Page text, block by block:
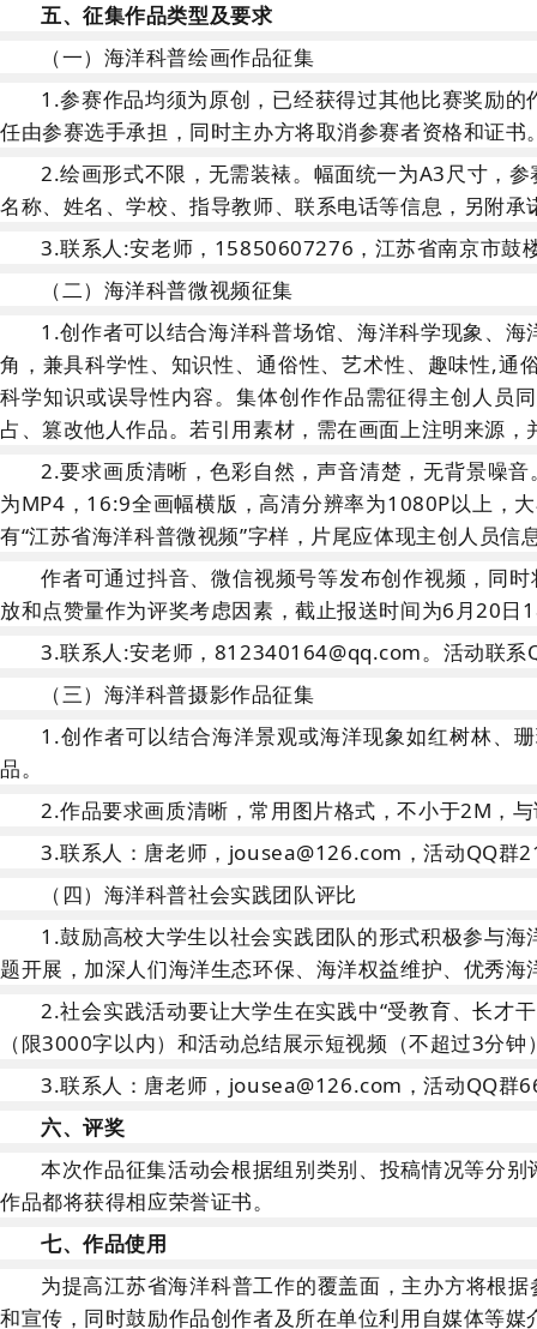
五、征集作品类型及要求
（一） 海洋科普绘画作品征集
1.参赛作品均须为原创，已经获得过其他比赛奖励
任由参赛选手承担，同时主办方将取消参赛者资格和证书
2.绘画形式不限，无需装裱。幅面统一为A3尺寸，参
名称、姓名、学校、指导教师、联系电话等信息，另附
3.联系人 :安老师， 15850607276，江苏省南京市鼓
（二）海洋科普微视频征集
1 .创作者可以结合海洋科普场馆、海洋科学现象、
角，兼具科学性、知识性、通俗性、艺术性、趣味性,通
科学知识或误导性内容。集体创作作品需征得主创人员
占、篡改他人作品。若引用素材，需在画面上注明来源
2.要求画质清晰，色彩自然，声音清楚，无背景噪
为MP4，16:9全画幅横版，高清分辨率为1080P以上，
有“江苏省海洋科普微视频”字样， 片尾应体现主创人员信
作者可通过抖音、微信视频号等发布创作视频，同
放和点赞量作为评奖考虑因素，截止报送时间为6月20日
3.联系人 :安老师， 812340164@qq.com。活动联
（三）海洋科普摄影作品征集
1 .创作者可以结合海洋景观或海洋现象如红树林、
品。
2.作品要求画质清晰，常用图片格式，不小于2M ，
3.联系人：唐老师， jousea@126.com ，活动QQ群
（四）海洋科普社会实践团队评比
1 .鼓励高校大学生以社会实践团队的形式积极参与
题开展，加深人们海洋生态环保、海洋权益维护、优秀海
2.社会实践活动要让大学生在实践中“受教育、长才
（限3000字以内）和活动总结展示短视频（不超过3分
3.联系人： 唐老师， jousea@126.com ，活动QQ群
六、评奖
本次作品征集活动会根据组别类别、投稿情况等分
作品都将获得相应荣誉证书。
七、作品使用
为提高江苏省海洋科普工作的覆盖面，主办方将根
和宣传，同时鼓励作品创作者及所在单位利用自媒体等